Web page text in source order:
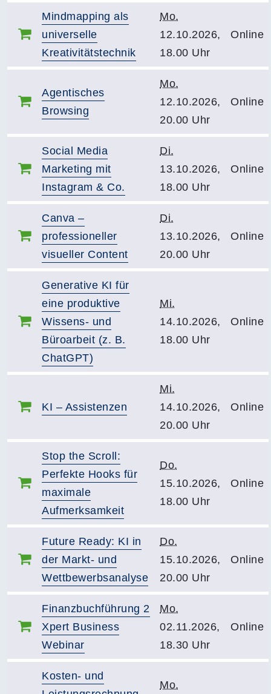
Mindmapping als
universelle
Kreativitätstechnik
Mo.
12.10.2026,
18.00 Uhr
Online
Agentisches
Browsing
Mo.
12.10.2026,
20.00 Uhr
Online
Social Media
Marketing mit
Instagram & Co.
Di.
13.10.2026,
18.00 Uhr
Online
Canva –
professioneller
visueller Content
Di.
13.10.2026,
20.00 Uhr
Online
Generative KI für
eine produktive
Wissens- und
Büroarbeit (z. B.
ChatGPT)
Mi.
14.10.2026,
18.00 Uhr
Online
KI – Assistenzen
Mi.
14.10.2026,
20.00 Uhr
Online
Stop the Scroll:
Perfekte Hooks für
maximale
Aufmerksamkeit
Do.
15.10.2026,
18.00 Uhr
Online
Future Ready: KI in
der Markt- und
Wettbewerbsanalyse
Do.
15.10.2026,
20.00 Uhr
Online
Finanzbuchführung 2
Xpert Business
Webinar
Mo.
02.11.2026,
18.30 Uhr
Online
Kosten- und
Mo.